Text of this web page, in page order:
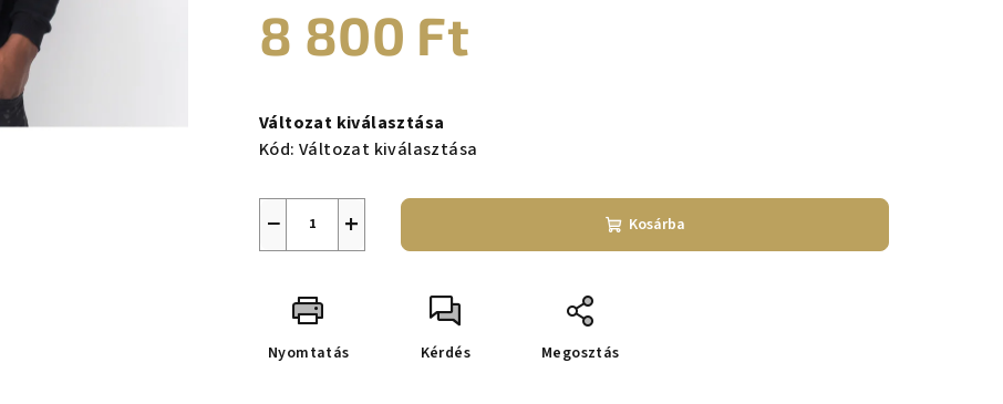
8 800 Ft
Változat kiválasztása
Kód: Változat kiválasztása
+
− Kosárba
Nyomtatás Kérdés Megosztás